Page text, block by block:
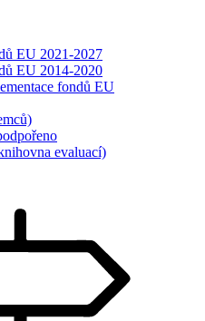
EU 2021-2027
EU 2014-2020
fondů EU
evaluací)